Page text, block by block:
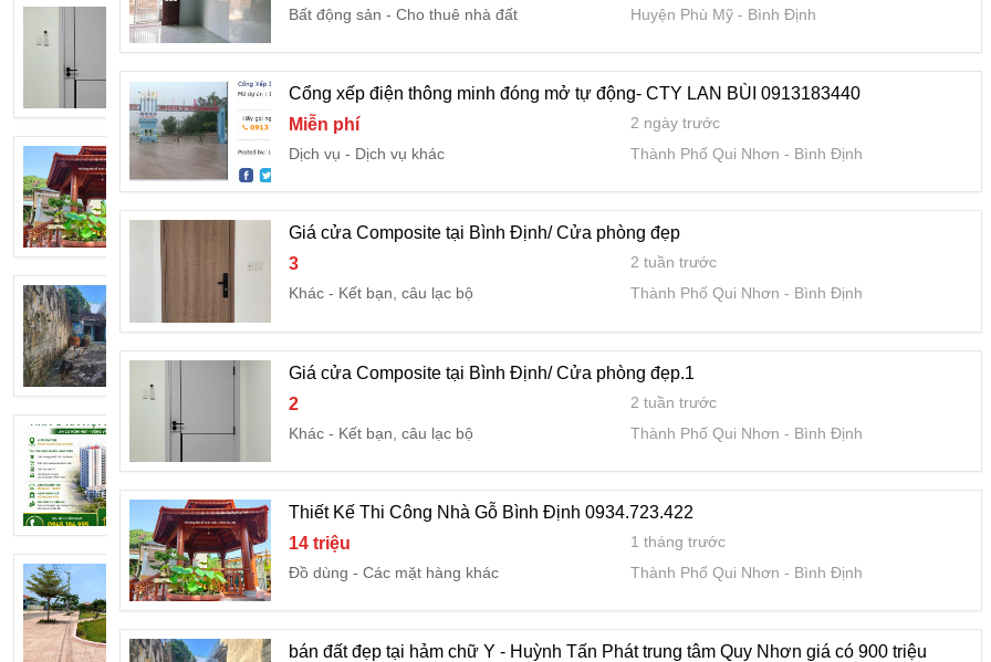
Giá cửa Composite tại Bình Định/ Cửa phòng đẹp.1
2
2 tuần trước
Thành Phố Qui Nhơn
Thiết Kế Thi Công Nhà Gỗ Bình Định 0934.723.422
14 triệu
1 tháng trước
bán đất đẹp tại hảm chữ Y - Huỳnh Tấn Phát trung tâm Quy Nhơn giá có 900 triệu
1 ngàn
🏡 CÓ 750 TRIỆU, NHIỀU NGƯỜI CHỌN MUA NHÀ Ở XÃ HỘI LONG VÂN THAY VÌ TIẾP TỤC ĐI
7,5 tỷ
XÃ LỖ đất 2 mặt tiền VIP 143m2 (2tỷ6) nhà hàng HOÀNG LONG DIÊU TRÌ ,khu TRẦN BÁ
2,6 tỷ
2 tháng trước
Bất động sản
Cho thuê nhà đất Huyện Phù Mỹ Bình Định
Cổng xếp điện thông minh đóng mở tự động- CTY LAN BÙI 0913183440
Miễn phí
2 ngày trước
Dịch vụ
Dịch vụ khác Thành Phố Qui Nhơn Bình Định
Giá cửa Composite tại Bình Định/ Cửa phòng đẹp
3
2 tuần trước
Khác
Kết bạn, câu lạc bộ Thành Phố Qui Nhơn Bình Định
Giá cửa Composite tại Bình Định/ Cửa phòng đẹp.1
2
2 tuần trước
Khác
Kết bạn, câu lạc bộ Thành Phố Qui Nhơn Bình Định
Thiết Kế Thi Công Nhà Gỗ Bình Định 0934.723.422
14 triệu
1 tháng trước
Đồ dùng
Các mặt hàng khác Thành Phố Qui Nhơn Bình Định
bán đất đẹp tại hảm chữ Y - Huỳnh Tấn Phát trung tâm Quy Nhơn giá có 900 triệu